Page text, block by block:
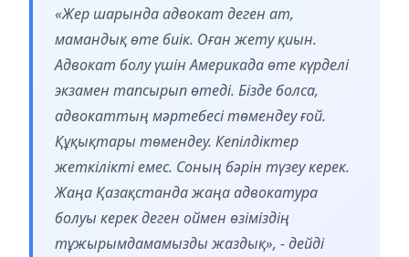
«Жер шарында адвокат деген ат,
мамандық өте биік. Оған жету қиын.
Адвокат болу үшін Америкада өте күрделі
экзамен тапсырып өтеді. Бізде болса,
адвокаттың мәртебесі төмендеу ғой.
Құқықтары төмендеу. Кепілдіктер
жеткілікті емес. Соның бәрін түзеу керек.
Жаңа Қазақстанда жаңа адвокатура
болуы керек деген оймен өзіміздің
тұжырымдамамызды жаздық», - дейді